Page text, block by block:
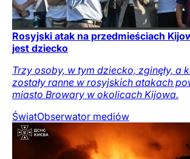
Rosyjski atak na przedmieściach
jest dziecko
Trzy osoby, w tym dziecko, zginęły, a
zostały ranne w rosyjskich atakach
miasto Browary w okolicach Kijowa.
ŚwiatObserwator mediów